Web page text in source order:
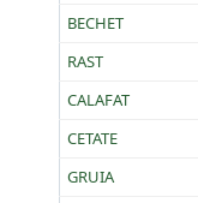
BECHET
RAST
CALAFAT
CETATE
GRUIA